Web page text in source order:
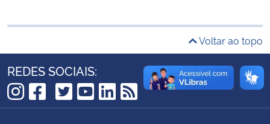
Advocacia-Geral da União
Voltar ao topo
REDES SOCIAIS:
Instagram
Facebook
TikTok
Twitter
YouTube
LinkedIn
RSS